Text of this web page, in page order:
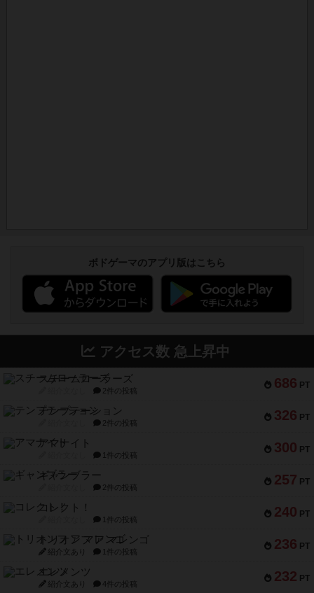
ボドゲーマのアプリ版はこちら
アクセス数 急上昇中
686 PT
スチームローラーズ
2件の投稿
326 PT
テンプテーション
2件の投稿
300 PT
アマナイト
1件の投稿
257 PT
ギャンブラー
2件の投稿
240 PT
コレクト！
1件の投稿
236 PT
トリオンフ ア マレンゴ
紹介文あり 1件の投稿
232 PT
エレメンツ
紹介文あり 4件の投稿